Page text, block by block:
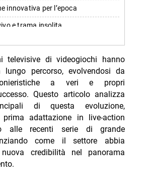
innovativa per l’epoca
e trama insolita
dello show
degli idraulici
dello show
trasposizioni: dai primi anni ’2000
alle grandi produzioni
delle serie tv d’autore
e live-action nelle
televisive di videogiochi hanno
lungo percorso, evolvendosi da
a veri e propri
Questo articolo analizza
di questa evoluzione,
adattazione in live-action
alle recenti serie di grande
come il settore abbia
credibilità nel panorama